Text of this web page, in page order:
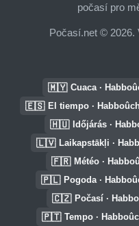
počasí pro
Počasí.net © 2026.
🇲🇾 Cuaca ·
🇪🇸 El tiempo ·
🇭🇺 Időjárás ·
🇱🇻 Laikapstākļi ·
🇫🇷 Météo ·
🇵🇱 Pogoda ·
🇨🇿 Počasí ·
🇵🇹 Tempo ·